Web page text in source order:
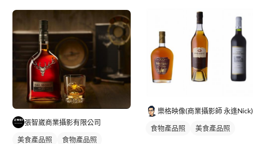
張智崴商業攝影有限公司
美食產品照 食物產品照
樂格映像(商業攝影師 永逢Nick)
食物產品照 美食產品照